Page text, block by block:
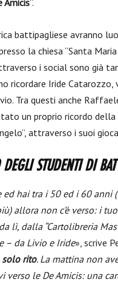
Amicis“.
battipagliese avranno
la chiesa “Santa
i social sono già
ricordare Iride Catarozzo,
Tra questi anche
un proprio ricordo
attraverso i suoi
STUDENTI DI
ed hai tra i 50 ed i 60 anni
allora non c’è verso: i
lì, dalla “Cartolibreria
– da Livio e Iride», scrive
solo rito. La mattina non
verso le De Amicis: una